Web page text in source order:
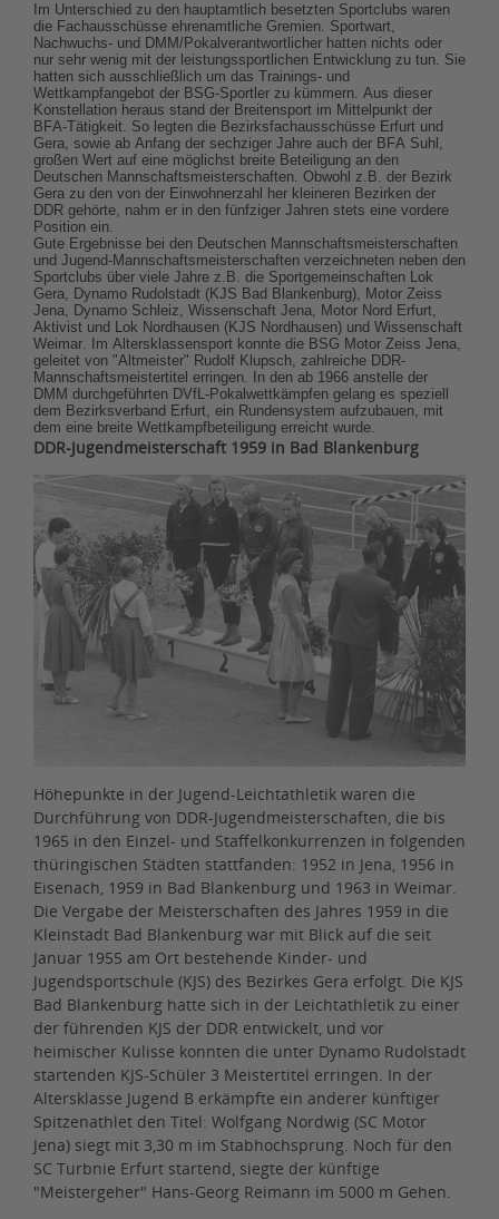
Im Unterschied zu den hauptamtlich besetzten Sportclubs waren
die Fachausschüsse ehrenamtliche Gremien. Sportwart,
Nachwuchs- und DMM/Pokalverantwortlicher hatten nichts oder
nur sehr wenig mit der leistungssportlichen Entwicklung zu tun. Sie
hatten sich ausschließlich um das Trainings- und
Wettkampfangebot der BSG-Sportler zu kümmern. Aus dieser
Konstellation heraus stand der Breitensport im Mittelpunkt der
BFA-Tätigkeit. So legten die Bezirksfachausschüsse Erfurt und
Gera, sowie ab Anfang der sechziger Jahre auch der BFA Suhl,
großen Wert auf eine möglichst breite Beteiligung an den
Deutschen Mannschaftsmeisterschaften. Obwohl z.B. der Bezirk
Gera zu den von der Einwohnerzahl her kleineren Bezirken der
DDR gehörte, nahm er in den fünfziger Jahren stets eine vordere
Position ein.
Gute Ergebnisse bei den Deutschen Mannschaftsmeisterschaften
und Jugend-Mannschaftsmeisterschaften verzeichneten neben den
Sportclubs über viele Jahre z.B. die Sportgemeinschaften Lok
Gera, Dynamo Rudolstadt (KJS Bad Blankenburg), Motor Zeiss
Jena, Dynamo Schleiz, Wissenschaft Jena, Motor Nord Erfurt,
Aktivist und Lok Nordhausen (KJS Nordhausen) und Wissenschaft
Weimar. Im Altersklassensport konnte die BSG Motor Zeiss Jena,
geleitet von "Altmeister" Rudolf Klupsch, zahlreiche DDR-
Mannschaftsmeistertitel erringen. In den ab 1966 anstelle der
DMM durchgeführten DVfL-Pokalwettkämpfen gelang es speziell
dem Bezirksverband Erfurt, ein Rundensystem aufzubauen, mit
dem eine breite Wettkampfbeteiligung erreicht wurde.
DDR-Jugendmeisterschaft 1959 in Bad Blankenburg
Höhepunkte in der Jugend-Leichtathletik waren die
Durchführung von DDR-Jugendmeisterschaften, die bis
1965 in den Einzel- und Staffelkonkurrenzen in folgenden
thüringischen Städten stattfanden: 1952 in Jena, 1956 in
Eisenach, 1959 in Bad Blankenburg und 1963 in Weimar.
Die Vergabe der Meisterschaften des Jahres 1959 in die
Kleinstadt Bad Blankenburg war mit Blick auf die seit
Januar 1955 am Ort bestehende Kinder- und
Jugendsportschule (KJS) des Bezirkes Gera erfolgt. Die KJS
Bad Blankenburg hatte sich in der Leichtathletik zu einer
der führenden KJS der DDR entwickelt, und vor
heimischer Kulisse konnten die unter Dynamo Rudolstadt
startenden KJS-Schüler 3 Meistertitel erringen. In der
Altersklasse Jugend B erkämpfte ein anderer künftiger
Spitzenathlet den Titel: Wolfgang Nordwig (SC Motor
Jena) siegt mit 3,30 m im Stabhochsprung. Noch für den
SC Turbnie Erfurt startend, siegte der künftige
"Meistergeher" Hans-Georg Reimann im 5000 m Gehen.